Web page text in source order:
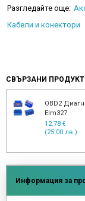
Разгледайте още:
Кабели и конектори
СВЪРЗАНИ
OBD2
Elm327
12.78 €
(25.00 лв.)
Информация за